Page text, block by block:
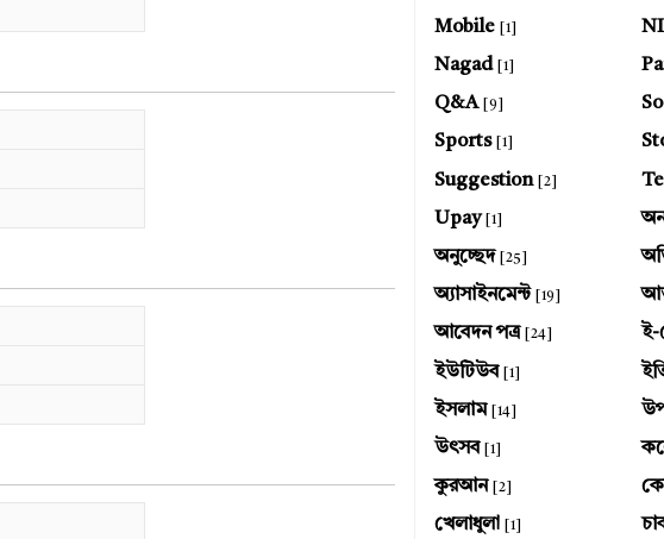
Mobile [1]
Nagad [1]
Q&A [9]
Sports [1]
Suggestion [2]
Upay [1]
অনুচ্ছেদ [25]
অ্যাসাইনমেন্ট [19]
আবেদন পত্র [24] ই-
ইউটিউব [1]
ইসলাম [14]
উৎসব [1]
কুরআন [2]
খেলাধুলা [1]